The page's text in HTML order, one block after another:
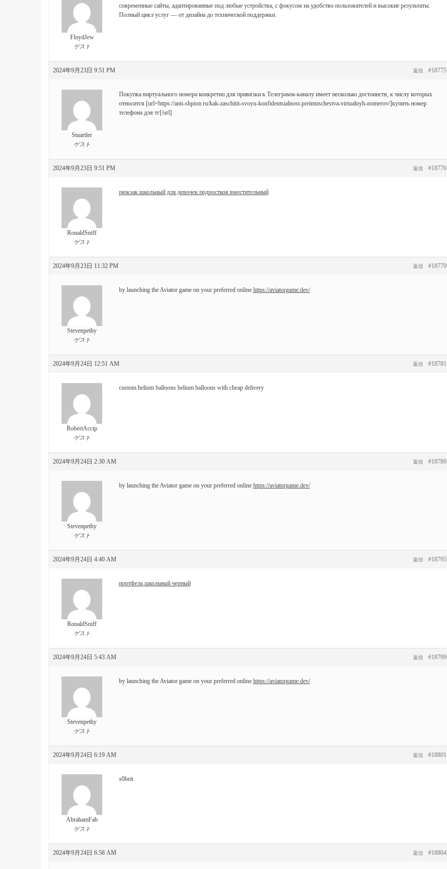
FloydJew
ゲスト
современные сайты, адаптированные под любые устройства, с фокусом на удобство пользователей и высокие результаты.
Полный цикл услуг — от дизайна до технической поддержки.
2024年9月23日 9:51 PM #18775
返信
Stuartler
ゲスト
Покупка виртуального номера конкретно для привязки к Телеграмм-каналу имеет несколько достоинств, к числу которых
относится [url=https://anti-shpion.ru/kak-zaschitit-svoyu-konfidentsialnost-preimuschestva-virtualnyh-nomerov/]купить номер
телефона для тг[/url]
2024年9月23日 9:51 PM #18776
返信
RonaldSniff
ゲスト
рюкзак школьный для девочек подростков вместительный
2024年9月23日 11:32 PM #18779
返信
Stevenpethy
ゲスト
by launching the Aviator game on your preferred online https://aviatorgame.dev/
2024年9月24日 12:51 AM #18781
返信
RobertAccip
ゲスト
custom helium balloons helium balloons with cheap delivery
2024年9月24日 2:30 AM #18789
返信
Stevenpethy
ゲスト
by launching the Aviator game on your preferred online https://aviatorgame.dev/
2024年9月24日 4:40 AM #18795
返信
RonaldSniff
ゲスト
портфель школьный черный
2024年9月24日 5:43 AM #18799
返信
Stevenpethy
ゲスト
by launching the Aviator game on your preferred online https://aviatorgame.dev/
2024年9月24日 6:19 AM #18801
返信
AbrahamFab
ゲスト
s0beit
2024年9月24日 6:58 AM #18804
返信